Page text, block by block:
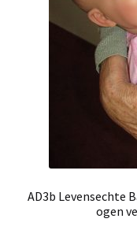
AD3b Levensechte
ogen